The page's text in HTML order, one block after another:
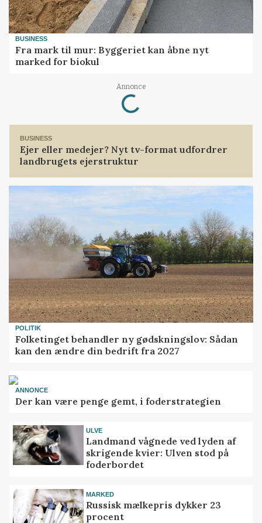
BUSINESS
Fra mark til mur: Byggeriet kan åbne nyt
marked for biokul
Annonce
Loading...
BUSINESS
Ejer eller medejer? Nyt tv-format udfordrer
landbrugets ejerstruktur
POLITIK
Folketinget behandler ny gødskningslov: Sådan
kan den ændre din bedrift fra 2027
ANNONCE
Der kan være penge gemt, i foderstrategien
ULVE
Landmand vågnede ved lyden af
skrigende kvier: Ulven stod på
foderbordet
MARKED
Russisk mælkepris dykker 23
procent